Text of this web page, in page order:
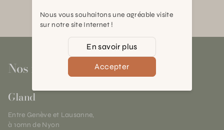
Nos magasins
Gland
Entre Genève et Lausanne,
à 10mn de Nyon
Nous vous souhaitons une agréable visite
sur notre site Internet !
En savoir plus
Accepter